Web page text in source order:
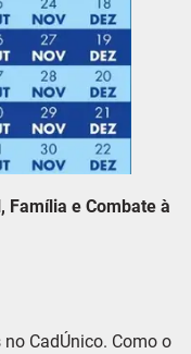
Família e Combate à
CadÚnico. Como o